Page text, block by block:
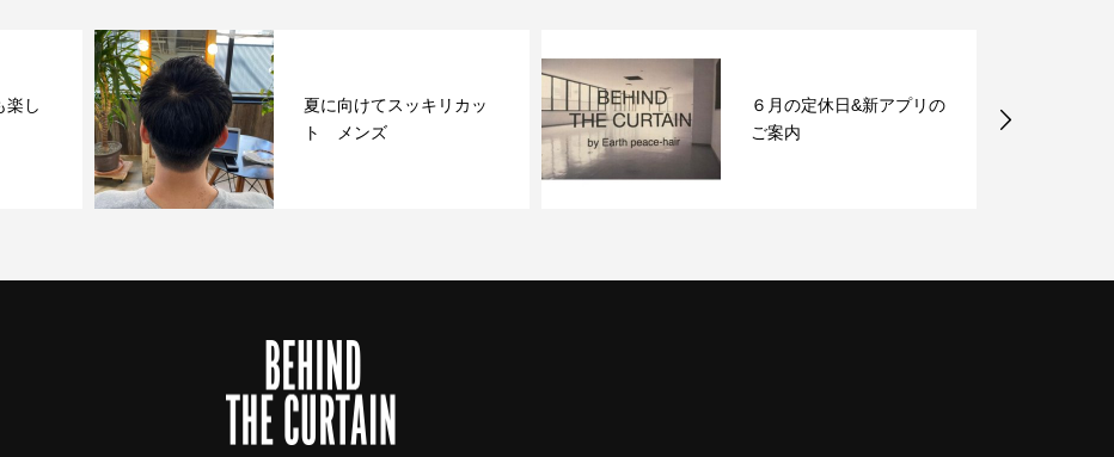
楽し
夏に向けてスッキリカッ
ト メンズ
６月の定休日&新アプリの
ご案内